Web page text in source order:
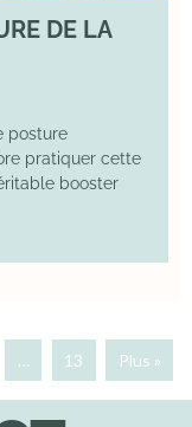
DE LA
posture
pratiquer cette
booster
… 13 Plus »